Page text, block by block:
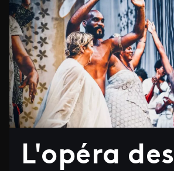
L'opéra des